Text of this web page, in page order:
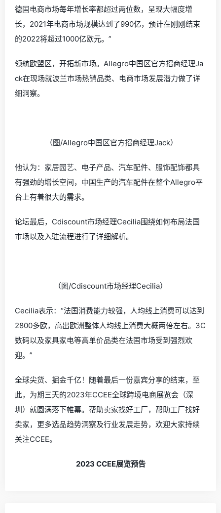
德国电商市场每年增长率都超过两位数，呈现大幅度增
长，2021年电商市场规模达到了990亿，预计在刚刚结束
的2022将超过1000亿欧元。”
领航欧盟区，开拓新市场。Allegro中国区官方招商经理Ja
ck在现场就波兰市场热销品类、电商市场发展潜力做了详
细洞察。
（图/Allegro中国区官方招商经理Jack）
他认为：家居园艺、电子产品、汽车配件、服饰配饰都具
有强劲的增长空间，中国生产的汽车配件在整个Allegro平
台上有着很大的需求。
论坛最后，Cdiscount市场经理Cecilia围绕如何布局法国
市场以及入驻流程进行了详细解析。
（图/Cdiscount市场经理Cecilia）
Cecilia表示：“法国消费能力较强，人均线上消费可以达到
2800多欧，高出欧洲整体人均线上消费大概两倍左右。3C
数码以及家具家电等高单价品类在法国市场受到强烈欢
迎。”
全球尖货、掘金千亿！随着最后一份嘉宾分享的结束，至
此，为期三天的2023年CCEE全球跨境电商展览会（深
圳）就圆满落下帷幕。帮助卖家找好工厂，帮助工厂找好
卖家，更多选品趋势洞察及行业发展走势，欢迎大家持续
关注CCEE。
2023 CCEE展览预告